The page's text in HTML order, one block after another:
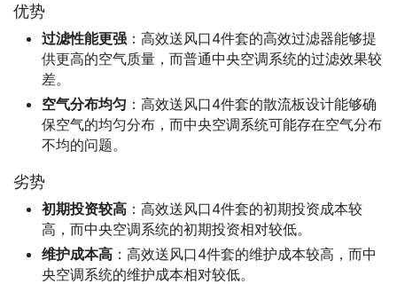
优势
过滤性能更强 ：高效送风口4件套的高效过滤器能够提
供更高的空气质量，而普通中央空调系统的过滤效果较
差。
空气分布均匀 ：高效送风口4件套的散流板设计能够确
保空气的均匀分布，而中央空调系统可能存在空气分布
不均的问题。
劣势
初期投资较高 ：高效送风口4件套的初期投资成本较
高，而中央空调系统的初期投资相对较低。
维护成本高 ：高效送风口4件套的维护成本较高，而中
央空调系统的维护成本相对较低。